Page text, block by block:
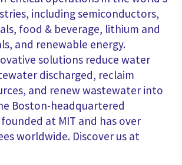
including semiconductors,
food & beverage, lithium and
and renewable energy.
solutions reduce water
discharged, reclaim
and renew wastewater into
Boston-headquartered
at MIT and has over
worldwide. Discover us at